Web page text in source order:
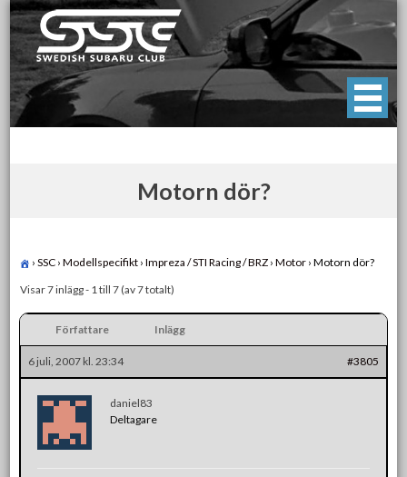
Skip
to
content
Swedish Subaru Club
För oss som älskar Subaru!
Motorn dör?
› SSC › Modellspecifikt › Impreza / STI Racing / BRZ › Motor › Motorn dör?
Visar 7 inlägg - 1 till 7 (av 7 totalt)
Författare Inlägg
6 juli, 2007 kl. 23:34 #3805
daniel83
Deltagare